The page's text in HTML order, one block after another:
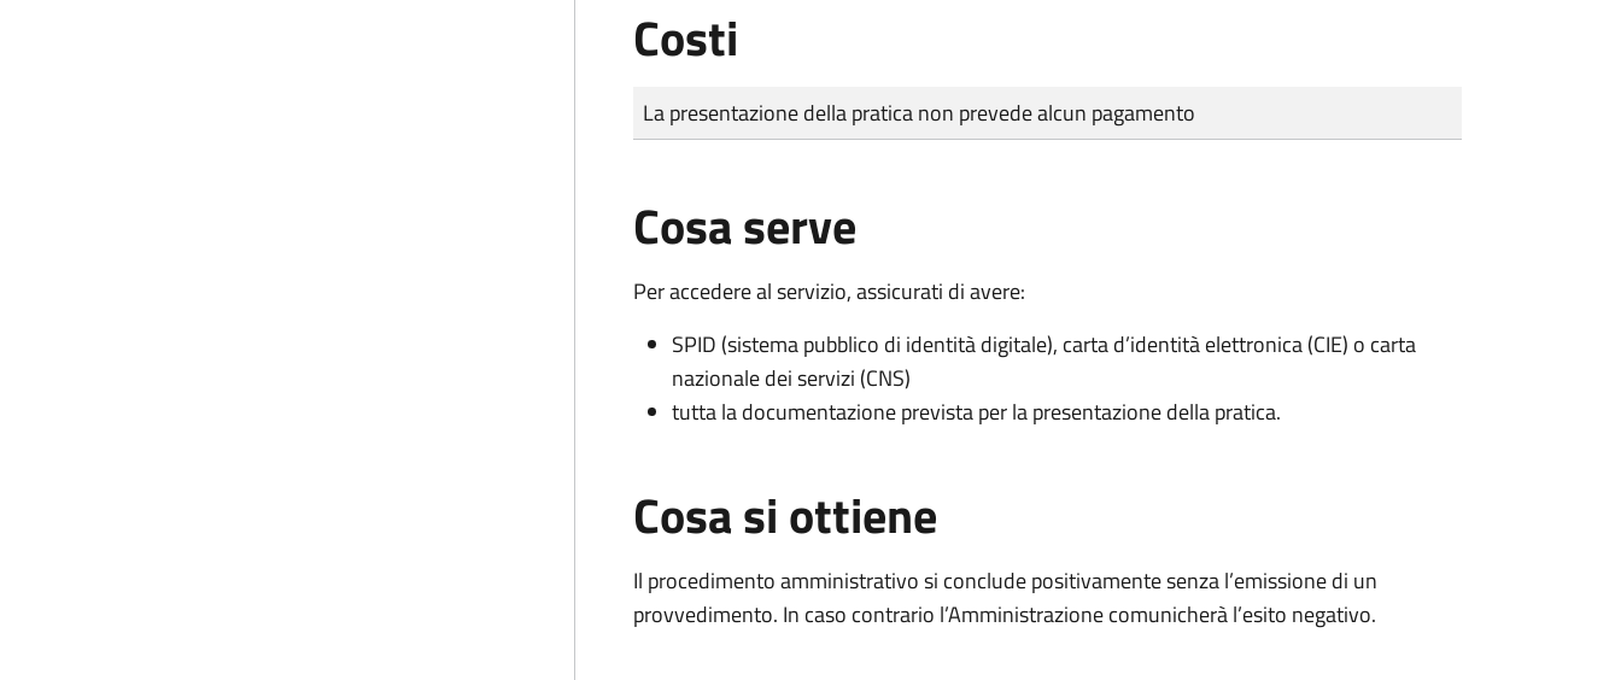
Costi
Tipo di pagamento
Importo
La presentazione della pratica non prevede alcun pagamento
Cosa serve
Per accedere al servizio, assicurati di avere:
SPID (sistema pubblico di identità digitale), carta d’identità elettronica (CIE) o carta
nazionale dei servizi (CNS)
tutta la documentazione prevista per la presentazione della pratica.
Cosa si ottiene
Il procedimento amministrativo si conclude positivamente senza l’emissione di un
provvedimento. In caso contrario l’Amministrazione comunicherà l’esito negativo.